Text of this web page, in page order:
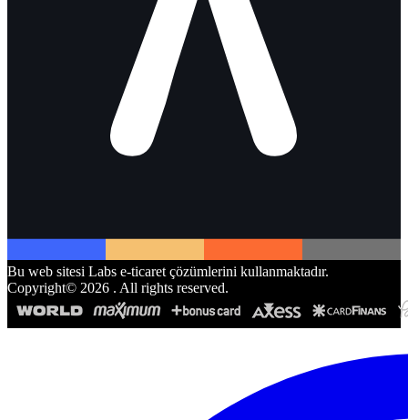
Bu web sitesi Labs e-ticaret çözümlerini kullanmaktadır.
Copyright© 2026 . All rights reserved.